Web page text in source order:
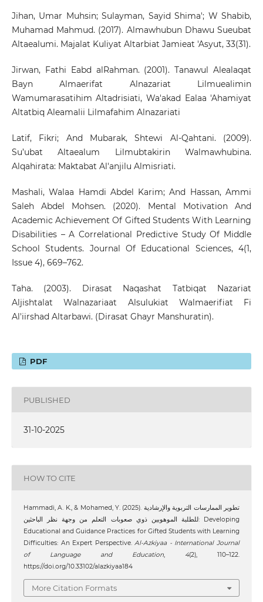
Jihan, Umar Muhsin; Sulayman, Sayid Shima'; W Shabib,
Muhamad Mahmud. (2017). Almawhubun Dhawu Sueubat
Altaealumi. Majalat Kuliyat Altarbiat Jamieat 'Asyut, 33(31).
Jirwan, Fathi Eabd alRahman. (2001). Tanawul Alealaqat
Bayn Almaerifat Alnazariat Lilmuealimin
Wamumarasatihim Altadrisiati, Wa'akad Ealaa 'Ahamiyat
Altatbiq Aleamalii Lilmafahim Alnazariati
Latif, Fikri; And Mubarak, Shtewi Al-Qahtani. (2009).
Su’ubat Altaealum Lilmubtakirin Walmawhubina.
Alqahirata: Maktabat Al'anjilu Almisriati.
Mashali, Walaa Hamdi Abdel Karim; And Hassan, Ammi
Saleh Abdel Mohsen. (2020). Mental Motivation And
Academic Achievement Of Gifted Students With Learning
Disabilities – A Correlational Predictive Study Of Middle
School Students. Journal Of Educational Sciences, 4(1,
Issue 4), 669–762.
Taha. (2003). Dirasat Naqashat Tatbiqat Nazariat
Aljishtalat Walnazariaat Alsulukiat Walmaerifiat Fi
Al'iirshad Altarbawi. (Dirasat Ghayr Manshuratin).
PDF
PUBLISHED
31-10-2025
HOW TO CITE
Hammadi, A. K., & Mohamed, Y. (2025). تطوير الممارسات التربوية والإرشادية
للطلبة الموهوبين ذوي صعوبات التعلم من وجهة نظر الباحثين: Developing
Educational and Guidance Practices for Gifted Students with Learning
Difficulties: An Expert Perspective.Al-Azkiyaa - International Journal
of Language and Education, 4(2), 110–122.
https://doi.org/10.33102/alazkiyaa184
More Citation Formats